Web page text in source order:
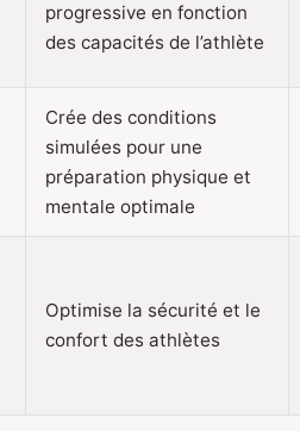
progressive en fonction
des capacités de l’athlète
Crée des conditions
simulées pour une
préparation physique et
mentale optimale
Optimise la sécurité et le
confort des athlètes